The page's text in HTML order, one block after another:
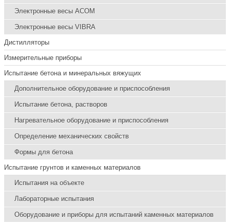
Электронные весы ACOM
Электронные весы VIBRA
Дистилляторы
Измерительные приборы
Испытание бетона и минеральных вяжущих
Дополнительное оборудование и приспособления
Испытание бетона, растворов
Нагревательное оборудование и приспособления
Определение механических свойств
Формы для бетона
Испытание грунтов и каменных материалов
Испытания на объекте
Лабораторные испытания
Оборудование и приборы для испытаний каменных материалов